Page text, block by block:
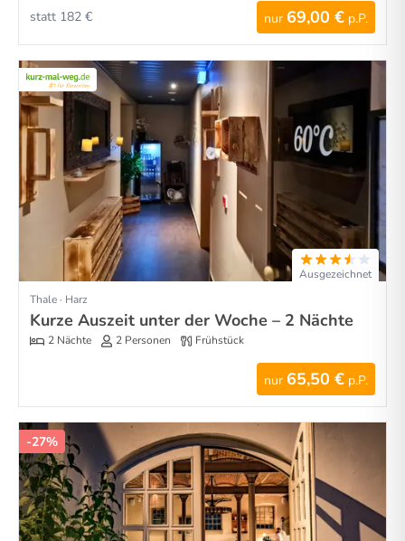
nur 69,00 € p.P.
statt 182 €
Ausgezeichnet
Thale · Harz
Kurze Auszeit unter der Woche – 2 Nächte
2 Nächte 2 Personen Frühstück
nur 65,50 € p.P.
-27%